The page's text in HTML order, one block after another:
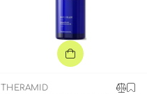
THERAMID
Регистрация